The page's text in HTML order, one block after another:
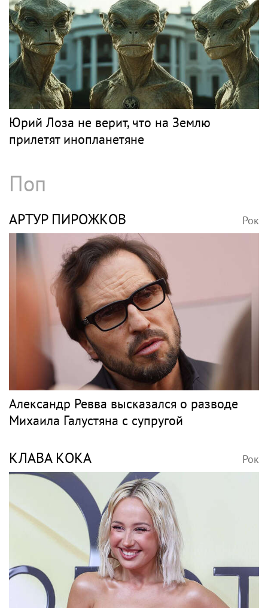
Юрий Лоза не верит, что на Землю
прилетят инопланетяне
Поп
АРТУР ПИРОЖКОВ Рок
Александр Ревва высказался о разводе
Михаила Галустяна с супругой
КЛАВА КОКА Рок